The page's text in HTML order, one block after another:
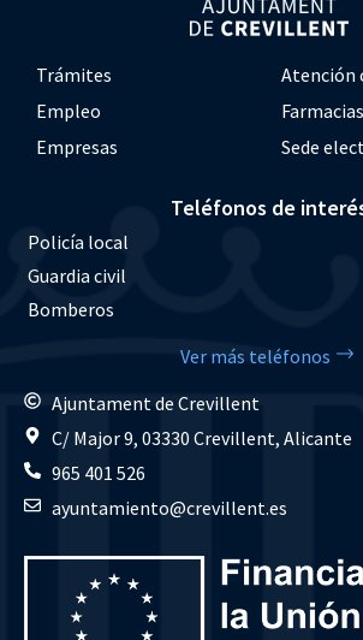
Trámites
Atención
Empleo
Farmacias
Empresas
Sede
Teléfonos de
Policía local
Guardia civil
Bomberos
Ver más teléfonos
Ajuntament de Crevillent
C/ Major 9, 03330 Crevillent, Alicante
965 401 526
ayuntamiento@crevillent.es